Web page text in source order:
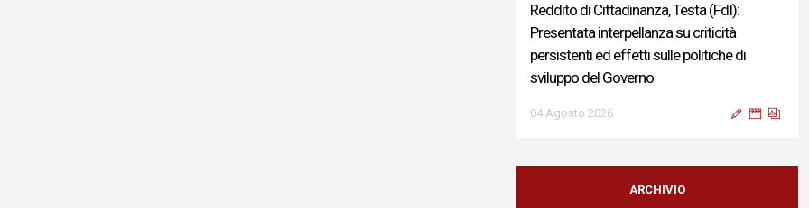
Reddito di Cittadinanza, Testa (FdI):
Presentata interpellanza su criticità
persistenti ed effetti sulle politiche di
sviluppo del Governo
04 Agosto 2026
Sigismondi, Liris e Testa: “Profondo
cordoglio e vicinanza al Ministro Roccella e
ARCHIVIO